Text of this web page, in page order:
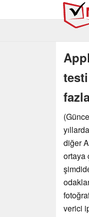
diğer
ortaya
verici